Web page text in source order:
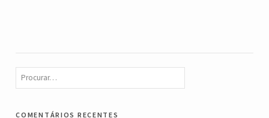
comentários recentes